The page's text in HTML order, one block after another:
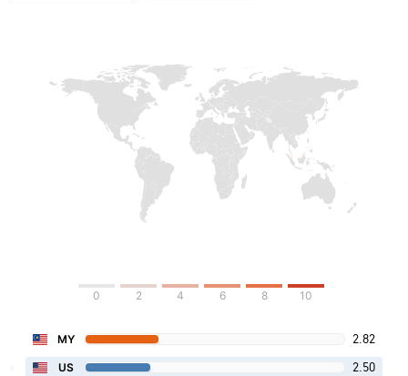
0 2 4 6 8 10
MY 2.82
US 2.50